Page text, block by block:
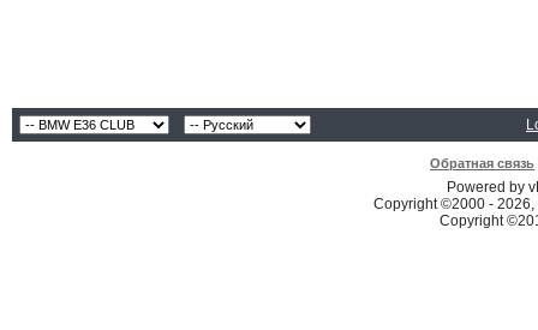
Обратная связь
Powered by
Copyright ©2000 -
Copyright